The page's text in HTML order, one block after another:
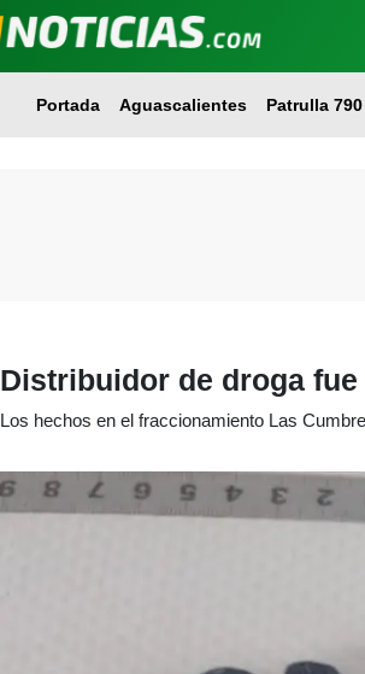
Portada Aguascalientes Patrulla 790
Distribuidor de droga
Los hechos en el fraccionamiento Las